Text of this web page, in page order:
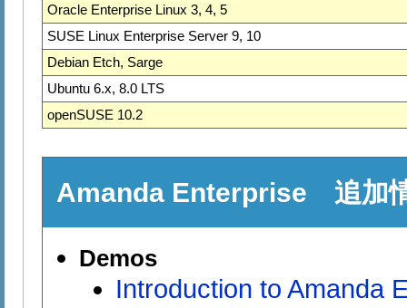
Oracle Enterprise Linux 3, 4, 5
SUSE Linux Enterprise Server 9, 10
Debian Etch, Sarge
Ubuntu 6.x, 8.0 LTS
openSUSE 10.2
Amanda Enterprise 追加
Demos
Introduction to Amanda